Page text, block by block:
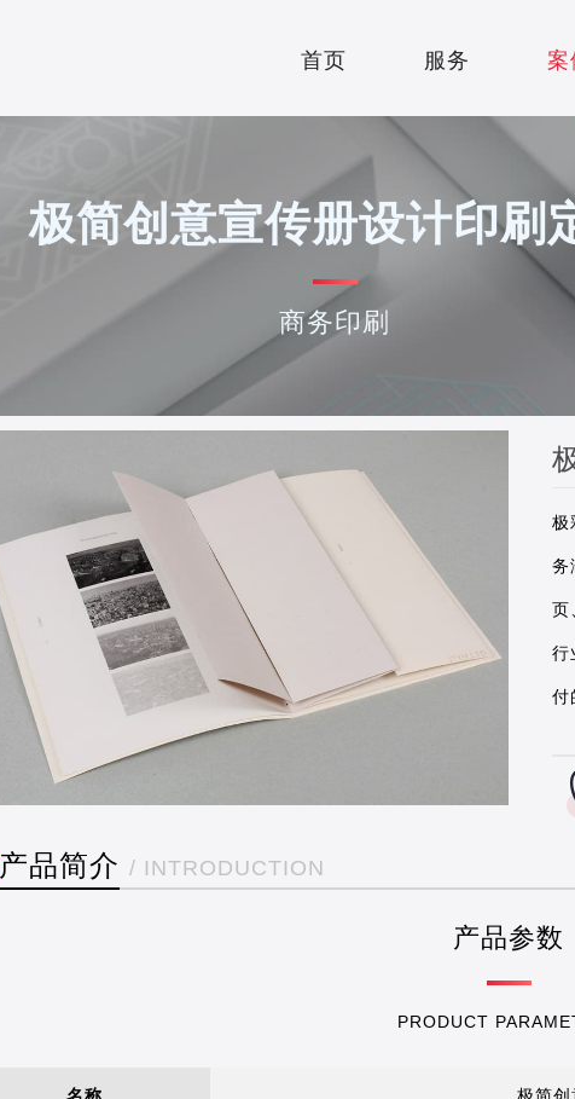
首页
服务
案
极简创意宣传册设计印刷
商务印刷
极
务
页
行
付
产品简介 / INTRODUCTION
产品参数
PRODUCT